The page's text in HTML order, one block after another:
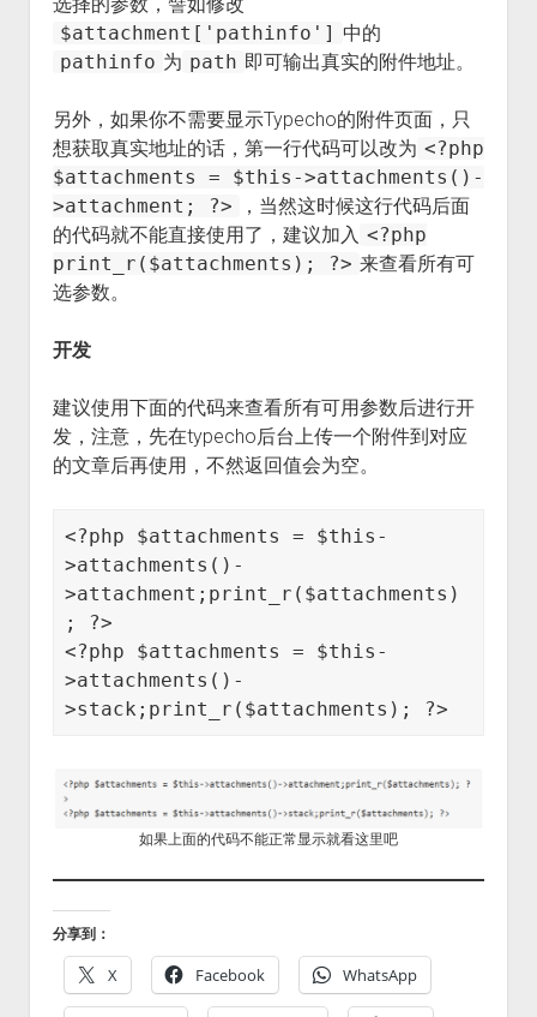
$attachment['pathinfo'] 中的
pathinfo 为 path 即可输出真实的附件地址。
另外，如果你不需要显示Typecho的附件页面，只
想获取真实地址的话，第一行代码可以改为 <?php
$attachments = $this->attachments()-
>attachment; ?>
，当然这时候这行代码后面
的代码就不能直接使用了，建议加入 <?php
print_r($attachments); ?> 来查看所有可
选参数。
开发
建议使用下面的代码来查看所有可用参数后进行开
发，注意，先在typecho后台上传一个附件到对应
的文章后再使用，不然返回值会为空。
<?php $attachments = $this-
>attachments()-
>attachment;print_r($attachments)
; ?>
<?php $attachments = $this-
>attachments()-
>stack;print_r($attachments); ?>
如果上面的代码不能正常显示就看这里吧
分享到：
X Facebook WhatsApp